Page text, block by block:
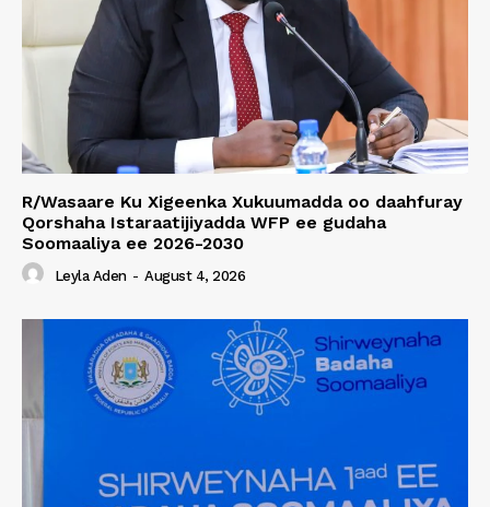
R/Wasaare Ku Xigeenka Xukuumadda oo daahfuray
Qorshaha Istaraatijiyadda WFP ee gudaha
Soomaaliya ee 2026-2030
Leyla Aden - August 4, 2026